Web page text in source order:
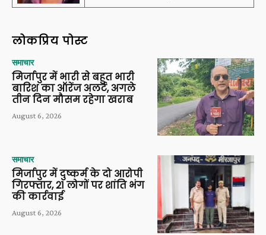
लोकप्रिय पोस्ट
समाचार
मिर्जापुर में भारी से बहुत भारी
बारिश का ऑरेंज अलर्ट, अगले
तीन दिन मौसम रहेगा खराब
August 6, 2026
समाचार
मिर्जापुर में दुष्कर्म के दो आरोपी
गिरफ्तार, 21 लोगों पर शांति भंग
की कार्रवाई
August 6, 2026